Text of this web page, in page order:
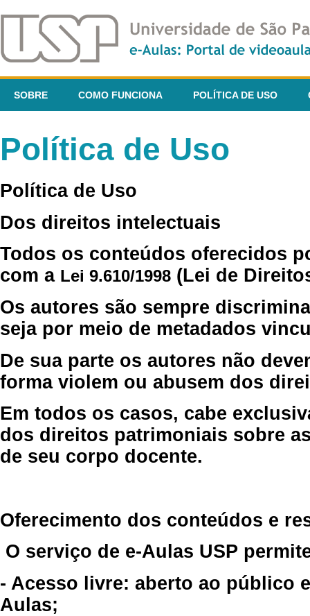
SOBRE COMO FUNCIONA POLÍTICA DE USO
Política de Uso
Política de Uso
Dos direitos intelectuais
Todos os conteúdos oferecidos
com a Lei 9.610/1998 (Lei de
Os autores são sempre
seja por meio de metadados
De sua parte os autores não
forma violem ou abusem dos
Em todos os casos, cabe
dos direitos patrimoniais sobre
de seu corpo docente.
Oferecimento dos conteúdos e
O serviço de e-Aulas USP
- Acesso livre: aberto ao público
Aulas;